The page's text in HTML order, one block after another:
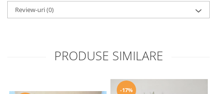
Review-uri(0)
PRODUSE SIMILARE
-17%